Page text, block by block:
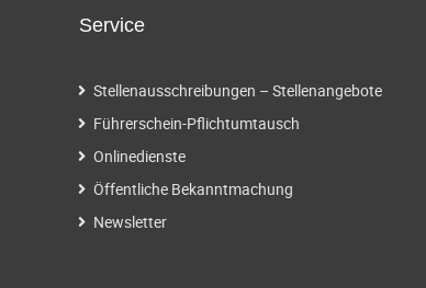
Service
Stellenausschreibungen – Stellenangebote
Führerschein-Pflichtumtausch
Onlinedienste
Öffentliche Bekanntmachung
Newsletter